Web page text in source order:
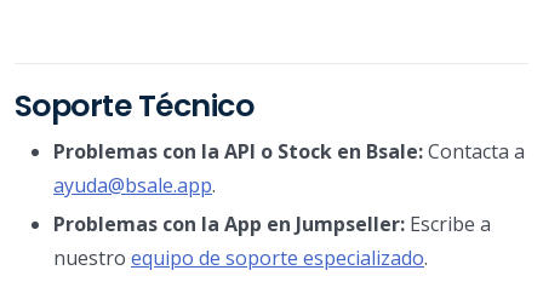
Soporte Técnico
Problemas con la API o Stock en Bsale:Contacta a
ayuda@bsale.app.
Problemas con la App en Jumpseller: Escribe a
nuestro equipo de soporte especializado.